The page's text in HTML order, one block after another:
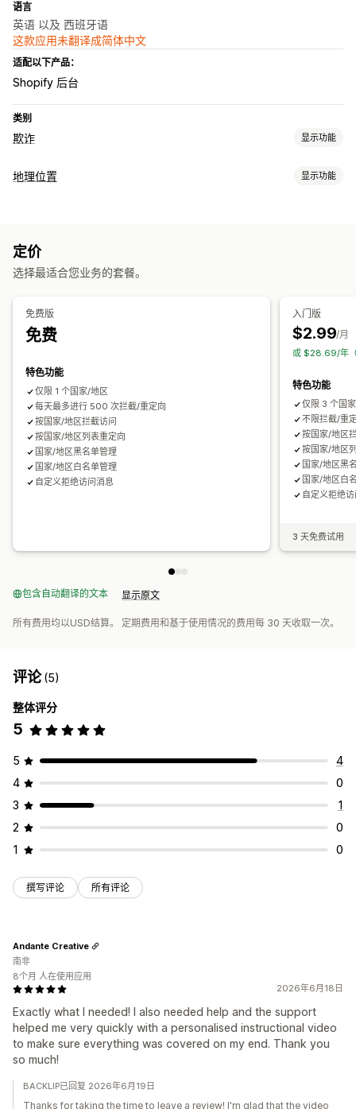
语言
英语 以及 西班牙语
这款应用未翻译成简体中文
适配以下产品：
Shopify 后台
类别
欺诈 显示功能
欺诈类型
自定义规则
地理位置 显示功能
定价
选择最适合您业务的套餐。
免费版
免费
特色功能
仅限 1 个国家/地区
每天最多进行 500 次拦截/重定向
按国家/地区拦截访问
按国家/地区列表重定向
国家/地区黑名单管理
国家/地区白名单管理
自定义拒绝访问消息
入门版
$2.99/月
或 $28.69/年
特色功能
仅限 3 个国
不限拦截/重
按国家/地区
按国家/地区
国家/地区黑
国家/地区白
自定义拒绝
3 天免费试用
包含自动翻译的文本 显示原文
所有费用均以USD结算。 定期费用和基于使用情况的费用每 30 天收取一次。
评论(5)
整体评分
5
5
4
4
0
3
1
2
0
1
0
撰写评论 所有评论
2026年6月18日
Exactly what I needed! I also needed help and the support
helped me very quickly with a personalised instructional video
to make sure everything was covered on my end. Thank you
so much!
Andante Creative
南非
8个月 人在使用应用
BACKLIP已回复 2026年6月19日
Thanks for taking the time to leave a review! I'm glad that the video